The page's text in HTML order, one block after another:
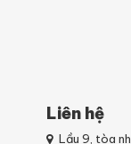
Liên hệ
Lầu 9, tòa